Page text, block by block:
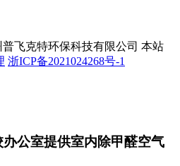
普飞克特环保科技有限公司 本站
浙ICP备2021024268号-1
公室提供室内除甲醛空气